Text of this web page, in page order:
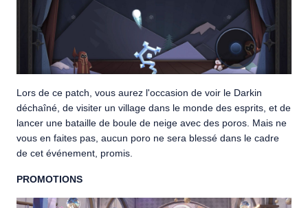
Lors de ce patch, vous aurez l'occasion de voir le Darkin
déchaîné, de visiter un village dans le monde des esprits, et de
lancer une bataille de boule de neige avec des poros. Mais ne
vous en faites pas, aucun poro ne sera blessé dans le cadre
de cet événement, promis.
PROMOTIONS